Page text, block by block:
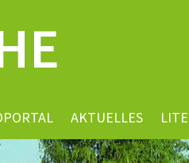
AKTUELLES